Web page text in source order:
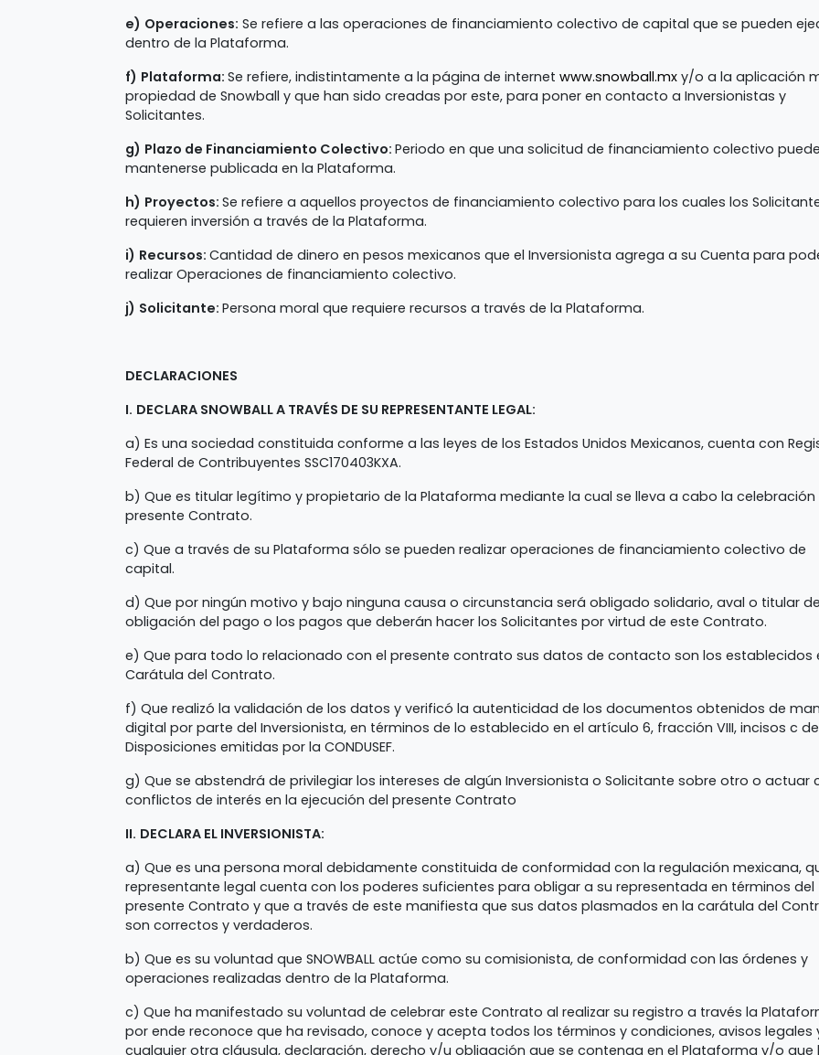
e) Operaciones: Se refiere a las operaciones de financiamiento colectivo de capital que se pueden
dentro de la Plataforma.
f) Plataforma: Se refiere, indistintamente a la página de internet www.snowball.mx y/o a la aplicación
propiedad de Snowball y que han sido creadas por este, para poner en contacto a Inversionistas y
Solicitantes.
g) Plazo de Financiamiento Colectivo: Periodo en que una solicitud de financiamiento colectivo puede
mantenerse publicada en la Plataforma.
h) Proyectos: Se refiere a aquellos proyectos de financiamiento colectivo para los cuales los
requieren inversión a través de la Plataforma.
i) Recursos: Cantidad de dinero en pesos mexicanos que el Inversionista agrega a su Cuenta para
realizar Operaciones de financiamiento colectivo.
j) Solicitante: Persona moral que requiere recursos a través de la Plataforma.
DECLARACIONES
I. DECLARA SNOWBALL A TRAVÉS DE SU REPRESENTANTE LEGAL:
a) Es una sociedad constituida conforme a las leyes de los Estados Unidos Mexicanos, cuenta con
Federal de Contribuyentes SSC170403KXA.
b) Que es titular legítimo y propietario de la Plataforma mediante la cual se lleva a cabo la celebración
presente Contrato.
c) Que a través de su Plataforma sólo se pueden realizar operaciones de financiamiento colectivo de
capital.
d) Que por ningún motivo y bajo ninguna causa o circunstancia será obligado solidario, aval o titular
obligación del pago o los pagos que deberán hacer los Solicitantes por virtud de este Contrato.
e) Que para todo lo relacionado con el presente contrato sus datos de contacto son los establecidos
Carátula del Contrato.
f) Que realizó la validación de los datos y verificó la autenticidad de los documentos obtenidos de
digital por parte del Inversionista, en términos de lo establecido en el artículo 6, fracción VIII, incisos c
Disposiciones emitidas por la CONDUSEF.
g) Que se abstendrá de privilegiar los intereses de algún Inversionista o Solicitante sobre otro o actuar
conflictos de interés en la ejecución del presente Contrato
II. DECLARA EL INVERSIONISTA:
a) Que es una persona moral debidamente constituida de conformidad con la regulación mexicana,
representante legal cuenta con los poderes suficientes para obligar a su representada en términos del
presente Contrato y que a través de este manifiesta que sus datos plasmados en la carátula del
son correctos y verdaderos.
b) Que es su voluntad que SNOWBALL actúe como su comisionista, de conformidad con las órdenes y
operaciones realizadas dentro de la Plataforma.
c) Que ha manifestado su voluntad de celebrar este Contrato al realizar su registro a través la
por ende reconoce que ha revisado, conoce y acepta todos los términos y condiciones, avisos legales
cualquier otra cláusula, declaración, derecho y/u obligación que se contenga en el Plataforma y/o que